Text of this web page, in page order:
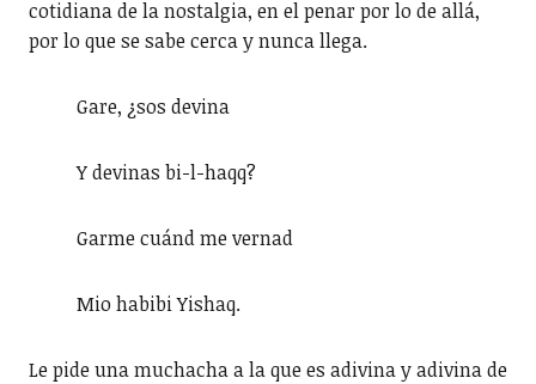
cotidiana de la nostalgia, en el penar por lo de allá,
por lo que se sabe cerca y nunca llega.
Gare, ¿sos devina
Y devinas bi-l-haqq?
Garme cuánd me vernad
Mio habibi Yishaq.
Le pide una muchacha a la que es adivina y adivina de